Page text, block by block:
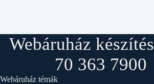
Webáruház
70 363 7900
Webáruház témák